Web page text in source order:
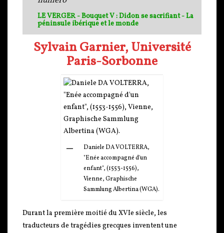
LE VERGER - Bouquet V : Didon se sacrifiant - La
péninsule ibérique et le monde
Sylvain Garnier, Université
Paris-Sorbonne
Daniele DA VOLTERRA,
"Enée accompagné d'un
enfant", (1553-1556),
Vienne, Graphische
Sammlung Albertina (WGA).
Durant la première moitié du XVIe siècle, les
traducteurs de tragédies grecques inventent une